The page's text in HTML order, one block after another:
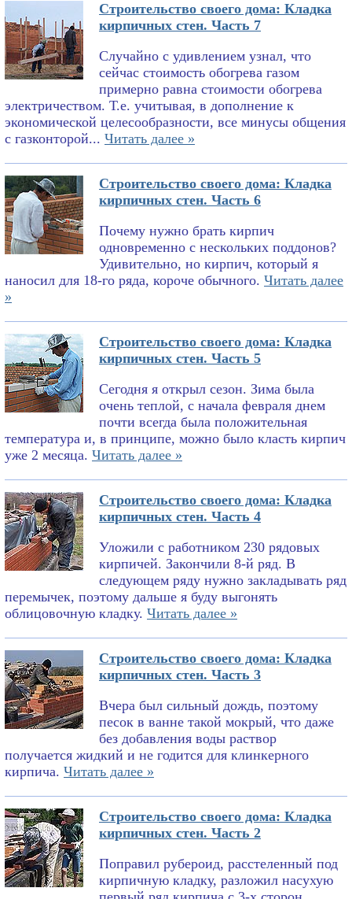
Строительство своего дома: Кладка
кирпичных стен. Часть 7
Случайно с удивлением узнал, что
сейчас стоимость обогрева газом
примерно равна стоимости обогрева
электричеством. Т.е. учитывая, в дополнение к
экономической целесообразности, все минусы общения
с газконторой... Читать далее »
Строительство своего дома: Кладка
кирпичных стен. Часть 6
Почему нужно брать кирпич
одновременно с нескольких поддонов?
Удивительно, но кирпич, который я
наносил для 18-го ряда, короче обычного. Читать далее
»
Строительство своего дома: Кладка
кирпичных стен. Часть 5
Сегодня я открыл сезон. Зима была
очень теплой, с начала февраля днем
почти всегда была положительная
температура и, в принципе, можно было класть кирпич
уже 2 месяца. Читать далее »
Строительство своего дома: Кладка
кирпичных стен. Часть 4
Уложили с работником 230 рядовых
кирпичей. Закончили 8-й ряд. В
следующем ряду нужно закладывать ряд
перемычек, поэтому дальше я буду выгонять
облицовочную кладку. Читать далее »
Строительство своего дома: Кладка
кирпичных стен. Часть 3
Вчера был сильный дождь, поэтому
песок в ванне такой мокрый, что даже
без добавления воды раствор
получается жидкий и не годится для клинкерного
кирпича. Читать далее »
Строительство своего дома: Кладка
кирпичных стен. Часть 2
Поправил рубероид, расстеленный под
кирпичную кладку, разложил насухую